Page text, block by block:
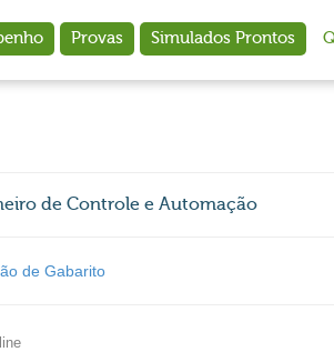
Provas Simulados Prontos
de Controle e Automação
de Gabarito